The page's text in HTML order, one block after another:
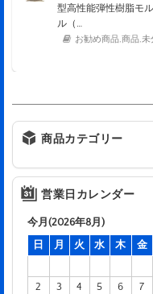
型高性能弾性樹脂モ
ル（…
お勧め商品,商品,未
商品カテゴリー
営業日カレンダー
今月(2026年8月)
日
月 火 水 木 金
2
3 4 5 6 7